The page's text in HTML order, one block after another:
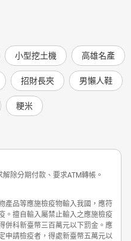
小型挖土機 高雄名產
招財長夾 男懶人鞋
粳米
除分期付款、要求ATM轉帳。
產品等應施檢疫物輸入我國，應符
。擅自輸入屬禁止輸入之應施檢疫
併科新臺幣三百萬元以下罰金。應
申請檢疫者，得處新臺幣五萬元以